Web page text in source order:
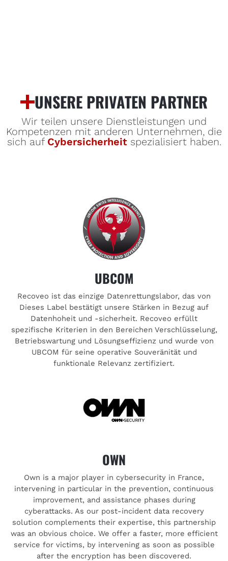
UNSERE PRIVATEN PARTNER
Wir teilen unsere Dienstleistungen und
Kompetenzen mit anderen Unternehmen, die
sich auf Cybersicherheitspezialisiert haben.
UBCOM
Recoveo ist das einzige Datenrettungslabor, das von
Dieses Label bestätigt unsere Stärken in Bezug auf
Datenhoheit und -sicherheit. Recoveo erfüllt
spezifische Kriterien in den Bereichen Verschlüsselung,
Betriebswartung und Lösungseffizienz und wurde von
UBCOM für seine operative Souveränität und
funktionale Relevanz zertifiziert.
OWN
Own is a major player in cybersecurity in France,
intervening in particular in the prevention, continuous
improvement, and assistance phases during
cyberattacks. As our post-incident data recovery
solution complements their expertise, this partnership
was an obvious choice. We offer a faster, more efficient
service for victims, by intervening as soon as possible
after the encryption has been discovered.